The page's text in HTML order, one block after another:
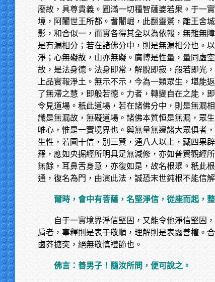
廢故，具尊貴義。圓滿一切種智薩婆若果。于一
境，阿闍世王所都。耆闍崛，此翻靈鷲，離王舍
影，和合似一，而實各得其全以為依報，無雜無
是有漏相分；若在諸佛分中，則是無漏相分也。
淨；心無礙故，山亦無礙。廣博是性量，量同虛
故，是法身德。法身即常，解脫即寂，般若即光
上品實報淨土。無示不示，今為一類眾生，堪
了無滯之慧，即般若德。力者，轉變自在之能，
令見道場。秖此道場，若在諸佛分中，則是無漏
識是無漏故，無礙道場。諸佛本質恒是無漏，眾
唯心，惟是一實境界也。與無量無邊諸大眾俱者
生性，若圓十信，別三賢，通八人以上，藏四果
羅，應如央掘經所明具足無減修，亦如普賢觀經
無餘，耳鼻舌身意，亦復如是，故名根聚。秖此
通，復名為門，由演此法，誠恐末世鈍根不能信
爾時，會中有菩薩，名堅淨信，從座而起，
自于一實境界淨信堅固，又能令他淨信堅固
肩者，事釋則是表于敬順，理解則是表露善權。
鹵莽搪突，絕無敬慎禮節也。
佛言：善男子！隨汝所問，便可說之。